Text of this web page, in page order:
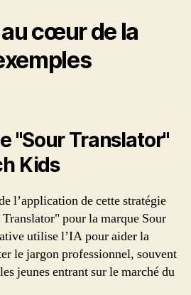
au cœur de la
"Sour Translator"
Kids
l’application de cette stratégie
pour la marque Sour
utilise l’IA pour aider la
le jargon professionnel, souvent
jeunes entrant sur le marché du